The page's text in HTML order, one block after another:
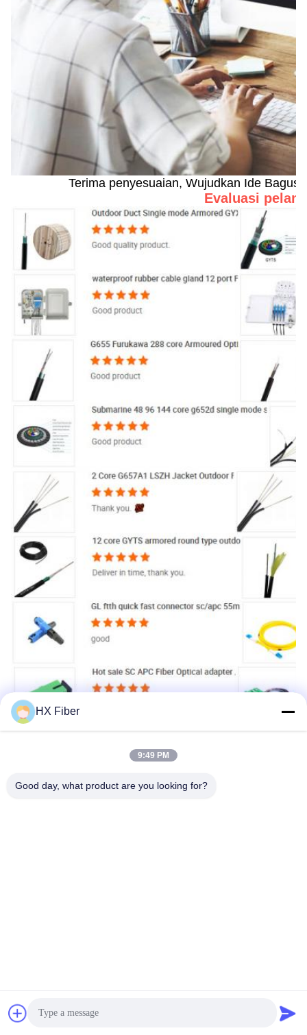
Terima penyesuaian, Wujudkan Ide Bagus
Evaluasi
HX Fiber
9:49 PM
Good day, what product are you looking for?